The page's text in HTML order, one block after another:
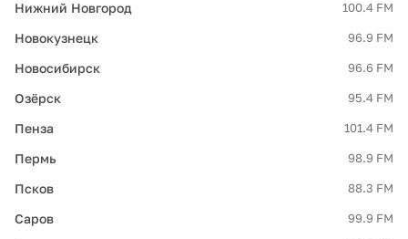
Нижний Новгород 100.4 FM
Новокузнецк 96.9 FM
Новосибирск 96.6 FM
Озёрск 95.4 FM
Пенза 101.4 FM
Пермь 98.9 FM
Псков 88.3 FM
Саров 99.9 FM